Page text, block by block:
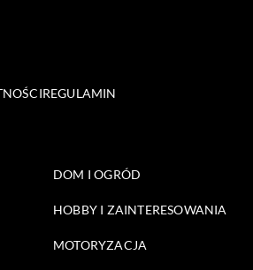
REGULAMIN
DOM I OGRÓD
HOBBY I ZAINTERESOWANIA
MOTORYZACJA